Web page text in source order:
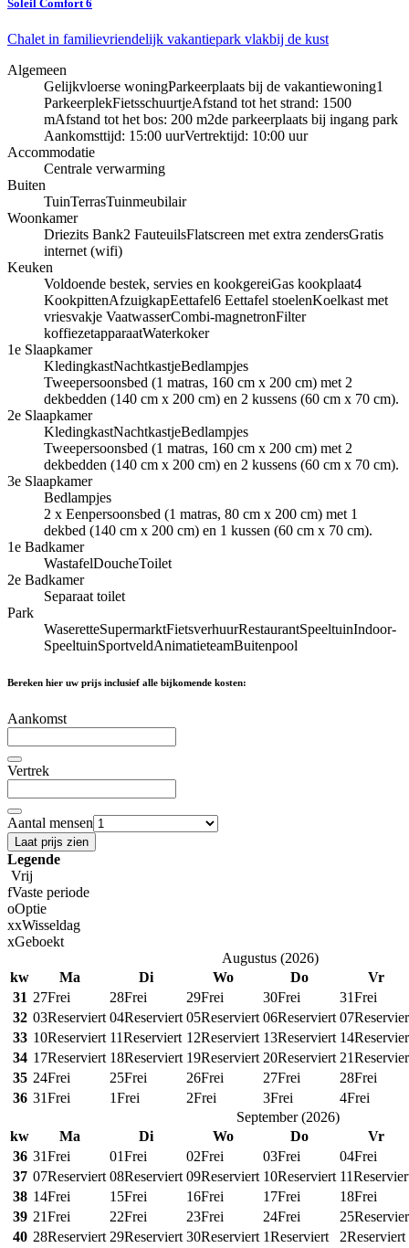
Soleil Comfort 6
Chalet in familievriendelijk vakantiepark vlakbij de kust
Algemeen
Gelijkvloerse woningParkeerplaats bij de vakantiewoning1
ParkeerplekFietsschuurtjeAfstand tot het strand: 1500
mAfstand tot het bos: 200 m2de parkeerplaats bij ingang park
Aankomsttijd: 15:00 uurVertrektijd: 10:00 uur
Accommodatie
Centrale verwarming
Buiten
TuinTerrasTuinmeubilair
Woonkamer
Driezits Bank2 FauteuilsFlatscreen met extra zendersGratis
internet (wifi)
Keuken
Voldoende bestek, servies en kookgereiGas kookplaat4
KookpittenAfzuigkapEettafel6 Eettafel stoelenKoelkast met
vriesvakje VaatwasserCombi-magnetronFilter
koffiezetapparaatWaterkoker
1e Slaapkamer
KledingkastNachtkastjeBedlampjes
Tweepersoonsbed (1 matras, 160 cm x 200 cm) met 2
dekbedden (140 cm x 200 cm) en 2 kussens (60 cm x 70 cm).
2e Slaapkamer
KledingkastNachtkastjeBedlampjes
Tweepersoonsbed (1 matras, 160 cm x 200 cm) met 2
dekbedden (140 cm x 200 cm) en 2 kussens (60 cm x 70 cm).
3e Slaapkamer
Bedlampjes
2 x Eenpersoonsbed (1 matras, 80 cm x 200 cm) met 1
dekbed (140 cm x 200 cm) en 1 kussen (60 cm x 70 cm).
1e Badkamer
WastafelDoucheToilet
2e Badkamer
Separaat toilet
Park
WaseretteSupermarktFietsverhuurRestaurantSpeeltuinIndoor-
SpeeltuinSportveldAnimatieteamBuitenpool
Bereken hier uw prijs inclusief alle bijkomende kosten:
Aankomst
Vertrek
Aantal mensen
Laat prijs zien
Legende
Vrij
fVaste periode
oOptie
xxWisseldag
xGeboekt
Augustus (2026)
kw
Ma Di Wo Do
Vr
31 27Frei 28Frei 29Frei 30Frei 31Frei
32 03Reserviert 04Reserviert 05Reserviert 06Reserviert 07
33 10Reserviert 11Reserviert 12Reserviert 13Reserviert 14
34 17Reserviert 18Reserviert 19Reserviert 20Reserviert 21
35 24Frei 25Frei 26Frei 27Frei 28Frei
36 31Frei 1Frei 2Frei 3Frei 4Frei
September(2026)
kw
Ma Di Wo Do
Vr
36 31Frei 01Frei 02Frei 03Frei 04Frei
37 07Reserviert 08Reserviert 09Reserviert 10Reserviert 11
38 14Frei 15Frei 16Frei 17Frei 18Frei
39 21Frei 22Frei 23Frei 24Frei 25
40 28Reserviert 29Reserviert 30Reserviert 1Reserviert 2Reserviert